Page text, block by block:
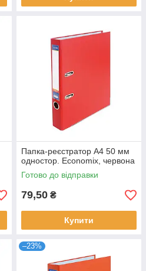
Папка-реєстратор А4 50 мм
одностор. Economix, червона
Готово до відправки
79,50 ₴
Купити
–23%